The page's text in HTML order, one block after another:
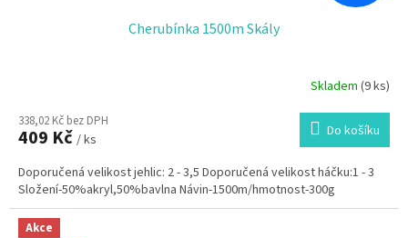
Cherubínka 1500m Skály
Skladem (9 ks)
338,02 Kč bez DPH
409 Kč / ks Do košíku
Doporučená velikost jehlic: 2 - 3,5 Doporučená velikost háčku:1 - 3
Složení-50%akryl,50%bavlna Návin-1500m/hmotnost-300g
Akce